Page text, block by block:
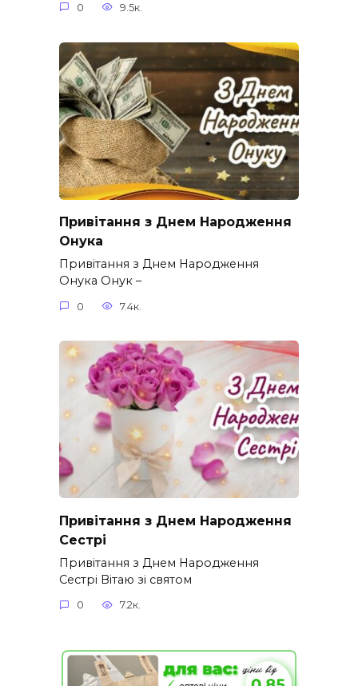
0 9.5к.
Привітання з Днем Народження
Онука
Привітання з Днем Народження
Онука Онук –
0 7.4к.
Привітання з Днем Народження
Сестрі
Привітання з Днем Народження
Сестрі Вітаю зі святом
0 7.2к.